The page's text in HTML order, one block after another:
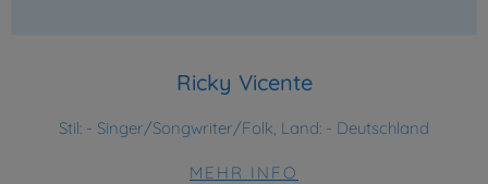
Ricky Vicente
Stil: - Singer/Songwriter/Folk, Land: - Deutschland
MEHR INFO